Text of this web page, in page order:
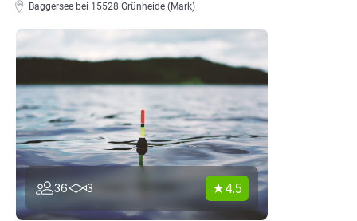
Baggersee bei 15528 Grünheide (Mark)
36 3 4.5